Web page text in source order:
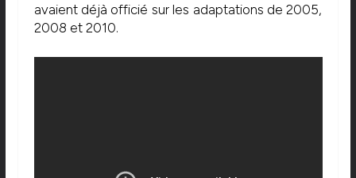
avaient déjà officié sur les adaptations de 2005,
2008 et 2010.